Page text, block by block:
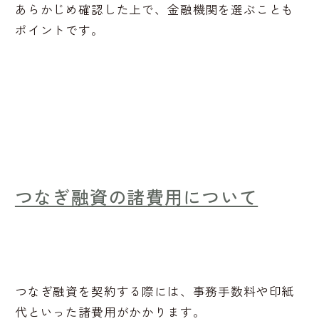
あらかじめ確認した上で、金融機関を選ぶことも
ポイントです。
つなぎ融資の諸費用について
つなぎ融資を契約する際には、事務手数料や印紙
代といった諸費用がかかります。